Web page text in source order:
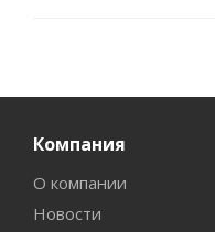
Компания
О компании
Новости